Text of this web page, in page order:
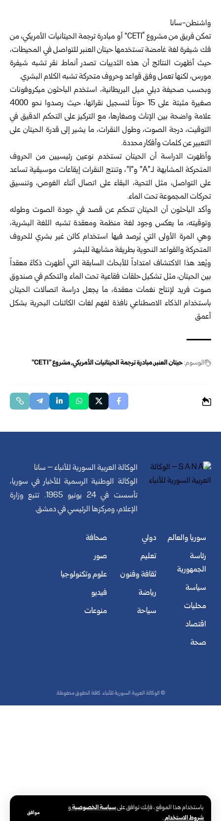
باستخدام هذا الموقع ، فإنك توافق علىسياسة الخصوصيةو
شروط الاستخدام.
موافق
واشنطن-سانا
تمكن فريق من مشروع “CETI” أو مبادرة ترجمة الحيتانيات الأمريكي، من
فك شيفرة لغة غامضة تستخدمها حيتان العنبر للتواصل في المحيطات،
حيث أظهرت النتائج أن هذه الثدييات تصدر أنماط نقر تشبه شيفرة
مورس، لكنها تعمل وفق قواعد وحروف متحركة تشبه الكلام البشري.
وبحسب صحيفة ديلي ميل البريطانية، استخدم الباحثون ميكروفونات
صغيرة مثبتة على 15 حوتاً لتسجيل نقراتها، حيث رصدوا نحو 4000
علامة واضحة بين الإناث وصغارها، مع التركيز على التحكم الدقيق في
التوقيت، درجة الصوت، وطول النقرات، ما يشير إلى قدرة الحيتان على
التعبير عن كلمات وأفكار محددة.
وأظهرت الدراسة أن الحيتان تستخدم نوعين رئيسيين من الحروف
المتحركة المشابهة لـ”A” و”I”، وتنتج النقرات إيقاعات موسيقية تساعد
على التواصل، مثل التحية، البقاء على اتصال أثناء الغوص، وتنسيق
تحركات المجموعة تحت الماء.
وأكد الباحثون أن الحيتان تتحكم عن قصد في جودة الصوت وطوله
وتوقيته، ما يعكس وجود لغة منظمة ومعقدة تشبه اللغة البشرية،
وهي المرة الأولى التي يُرصد فيها استخدام كائن غير بشري للحروف
المتحركة والقواعد النحوية بطريقة مشابهة للبشر.
ويُعد هذا الاكتشاف امتداداً للأبحاث السابقة التي أظهرت ذكاءً معقداً
بين الحيتان، مثل تشكيل حلقات فقاعية تحت الماء والتحكم في صندوق
صوت فريد لإنتاج نغمات معقدة، ما يجعل دراسة اتصالات الحيتان
باستخدام الذكاء الاصطناعي نافذة لفهم لغات الكائنات البحرية بشكل
أعمق
الوسوم:حيتان العنبر مبادرة ترجمة الحيتانيات الأمريكي مشروع "CETI"
الوكالة العربية السورية للأنباء – سانا
الوكالة الوطنية الرسمية للأخبار في سوريا،
تأسست في 24 يونيو 1965. تتبع وزارة
الإعلام، ومركزها الرئيسي في دمشق.
سوريا والعالم
رئاسة
الجمهورية
سياسة
محليات
اقتصاد
صحة
دولي
تعليم
ثقافة وفنون
رياضة
سياحة
صحافة
صور
علوم وتكنولوجيا
فيديو
منوعات
© الوكالة العربية السورية للأنباء. كافة الحقوق محفوظة.